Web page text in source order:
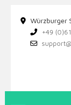
Würzburger
+49